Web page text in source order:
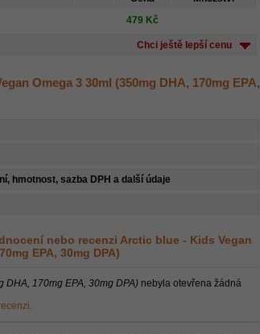
479 Kč
Chci ještě lepší cenu
Omega 3 30ml (350mg DHA, 170mg EPA,
hmotnost, sazba DPH a další údaje
nebo recenzi Arctic blue - Kids Vegan
EPA, 30mg DPA)
DHA, 170mg EPA, 30mg DPA) nebyla otevřena žádná